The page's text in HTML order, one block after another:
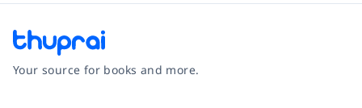
Your source for books and more.